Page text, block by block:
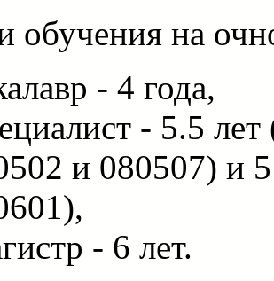
обучения на
- 4 года,
- 5.5 лет
и 080507) и
- 6 лет.